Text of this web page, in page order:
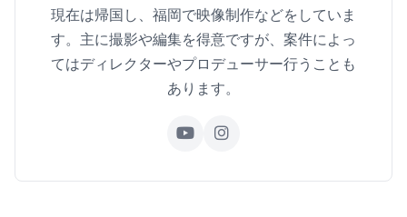
現在は帰国し、福岡で映像制作などをしていま
す。主に撮影や編集を得意ですが、案件によっ
てはディレクターやプロデューサー行うことも
あります。